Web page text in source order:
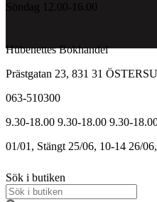
Söndag 12.00-16.00
Hübenettes Bokhandel
Prästgatan 23, 831 31
063-510300
9.30-18.00 9.30-18.00 9.30-
01/01, Stängt 25/06, 10-14 26/
Sök i butiken